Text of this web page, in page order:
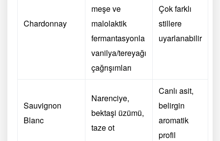
Chardonnay
meşe ve
malolaktik
fermantasyonla
vanilya/tereyağı
çağrışımları
Çok farklı
stillere
uyarlanabilir
Sauvignon
Blanc
Narenciye,
bektaşi üzümü,
taze ot
Canlı asit,
belirgin
aromatik
profil